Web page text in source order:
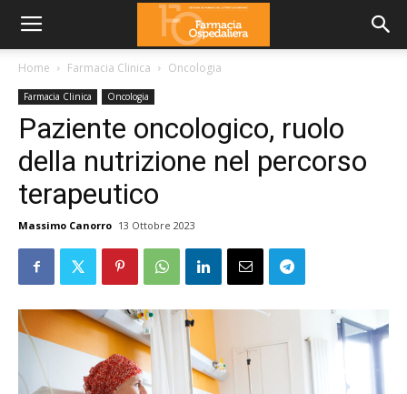
Home Farmacia Clinica Oncologia
Farmacia Clinica Oncologia
Paziente oncologico, ruolo
della nutrizione nel percorso
terapeutico
Massimo Canorro 13 Ottobre 2023